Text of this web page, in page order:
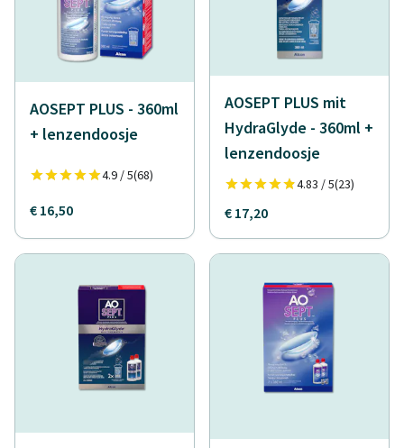
AOSEPT PLUS - 360ml
+ lenzendoosje
4.9 / 5(68)
€ 16,50
AOSEPT PLUS mit
HydraGlyde - 360ml +
lenzendoosje
4.83 / 5(23)
€ 17,20